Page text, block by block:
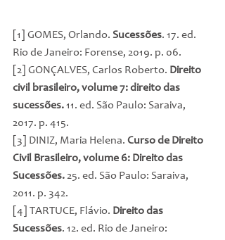
[1] GOMES, Orlando. Sucessões. 17. ed.
Rio de Janeiro: Forense, 2019. p. 06.
[2] GONÇALVES, Carlos Roberto. Direito
civil brasileiro, volume 7: direito das
sucessões. 11. ed. São Paulo: Saraiva,
2017. p. 415.
[3] DINIZ, Maria Helena. Curso de Direito
Civil Brasileiro, volume 6: Direito das
Sucessões. 25. ed. São Paulo: Saraiva,
2011. p. 342.
[4] TARTUCE, Flávio. Direito das
Sucessões. 12. ed. Rio de Janeiro: